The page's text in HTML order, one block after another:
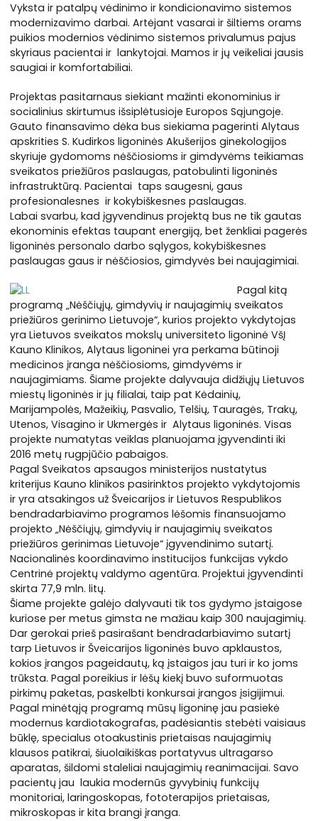
Vyksta ir patalpų vėdinimo ir kondicionavimo sistemos
modernizavimo darbai. Artėjant vasarai ir šiltiems orams
puikios modernios vėdinimo sistemos privalumus pajus
skyriaus pacientai ir lankytojai. Mamos ir jų veikeliai jausis
saugiai ir komfortabiliai.
Projektas pasitarnaus siekiant mažinti ekonominius ir
socialinius skirtumus išsiplėtusioje Europos Sąjungoje.
Gauto finansavimo dėka bus siekiama pagerinti Alytaus
apskrities S. Kudirkos ligoninės Akušerijos ginekologijos
skyriuje gydomoms nėščiosioms ir gimdyvėms teikiamas
sveikatos priežiūros paslaugas, patobulinti ligoninės
infrastruktūrą. Pacientai taps saugesni, gaus
profesionalesnes ir kokybiškesnes paslaugas.
Labai svarbu, kad įgyvendinus projektą bus ne tik gautas
ekonominis efektas taupant energiją, bet ženkliai pagerės
ligoninės personalo darbo sąlygos, kokybiškesnes
paslaugas gaus ir nėščiosios, gimdyvės bei naujagimiai.
Pagal kitą
programą „Nėščiųjų, gimdyvių ir naujagimių sveikatos
priežiūros gerinimo Lietuvoje“, kurios projekto vykdytojas
yra Lietuvos sveikatos mokslų universiteto ligoninė VšĮ
Kauno Klinikos, Alytaus ligoninei yra perkama būtinoji
medicinos įranga nėščiosioms, gimdyvėms ir
naujagimiams. Šiame projekte dalyvauja didžiųjų Lietuvos
miestų ligoninės ir jų filialai, taip pat Kėdainių,
Marijampolės, Mažeikių, Pasvalio, Telšių, Tauragės, Trakų,
Utenos, Visagino ir Ukmergės ir Alytaus ligoninės. Visas
projekte numatytas veiklas planuojama įgyvendinti iki
2016 metų rugpjūčio pabaigos.
Pagal Sveikatos apsaugos ministerijos nustatytus
kriterijus Kauno klinikos pasirinktos projekto vykdytojomis
ir yra atsakingos už Šveicarijos ir Lietuvos Respublikos
bendradarbiavimo programos lėšomis finansuojamo
projekto „Nėščiųjų, gimdyvių ir naujagimių sveikatos
priežiūros gerinimas Lietuvoje“ įgyvendinimo sutartį.
Nacionalinės koordinavimo institucijos funkcijas vykdo
Centrinė projektų valdymo agentūra. Projektui įgyvendinti
skirta 77,9 mln. litų.
Šiame projekte galėjo dalyvauti tik tos gydymo įstaigose
kuriose per metus gimsta ne mažiau kaip 300 naujagimių.
Dar gerokai prieš pasirašant bendradarbiavimo sutartį
tarp Lietuvos ir Šveicarijos ligoninės buvo apklaustos,
kokios įrangos pageidautų, ką įstaigos jau turi ir ko joms
trūksta. Pagal poreikius ir lėšų kiekį buvo suformuotas
pirkimų paketas, paskelbti konkursai įrangos įsigijimui.
Pagal minėtąją programą mūsų ligoninę jau pasiekė
modernus kardiotakografas, padėsiantis stebėti vaisiaus
būklę, specialus otoakustinis prietaisas naujagimių
klausos patikrai, šiuolaikiškas portatyvus ultragarso
aparatas, šildomi staleliai naujagimių reanimacijai. Savo
pacientų jau laukia modernūs gyvybinių funkcijų
monitoriai, laringoskopas, fototerapijos prietaisas,
mikroskopas ir kita brangi įranga.